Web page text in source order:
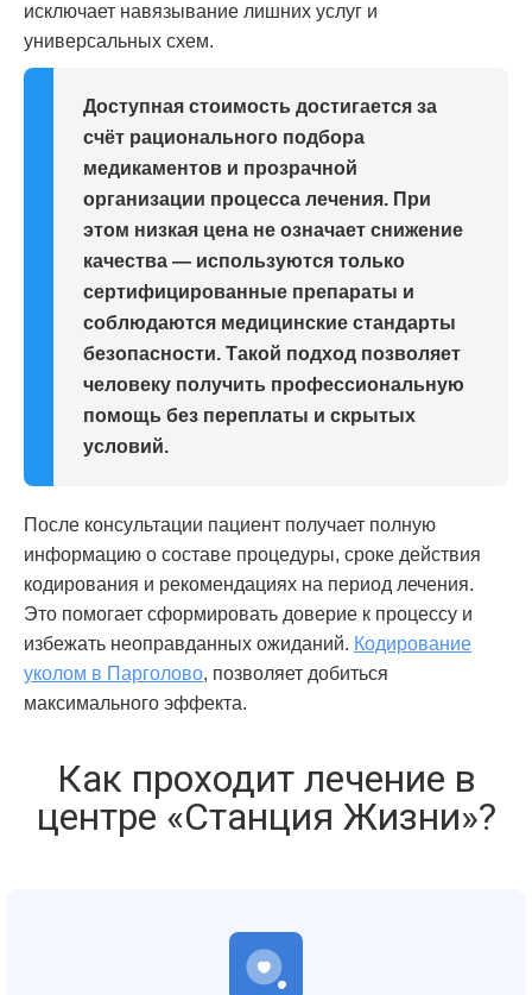
исключает навязывание лишних услуг и
универсальных схем.
Доступная стоимость достигается за
счёт рационального подбора
медикаментов и прозрачной
организации процесса лечения. При
этом низкая цена не означает снижение
качества — используются только
сертифицированные препараты и
соблюдаются медицинские стандарты
безопасности. Такой подход позволяет
человеку получить профессиональную
помощь без переплаты и скрытых
условий.
После консультации пациент получает полную
информацию о составе процедуры, сроке действия
кодирования и рекомендациях на период лечения.
Это помогает сформировать доверие к процессу и
избежать неоправданных ожиданий. Кодирование
уколом в Парголово, позволяет добиться
максимального эффекта.
Как проходит лечение в
центре «Станция Жизни»?